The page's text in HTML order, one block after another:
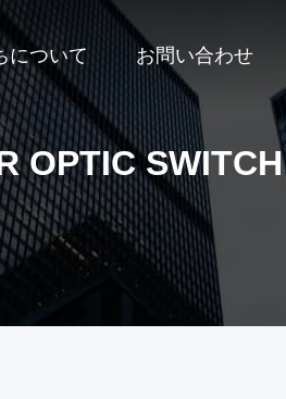
について お問い合わせ
OPTIC SWITCH